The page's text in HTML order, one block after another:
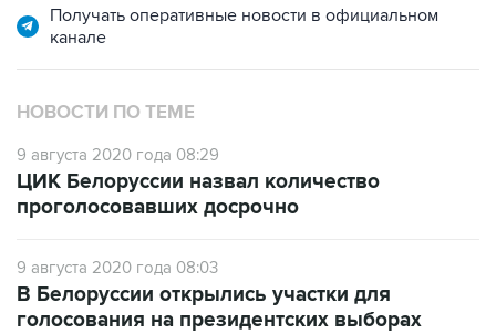
Получать оперативные новости в официальном
канале
НОВОСТИ ПО ТЕМЕ
9 августа 2020 года 08:29
ЦИК Белоруссии назвал количество
проголосовавших досрочно
9 августа 2020 года 08:03
В Белоруссии открылись участки для
голосования на президентских выборах